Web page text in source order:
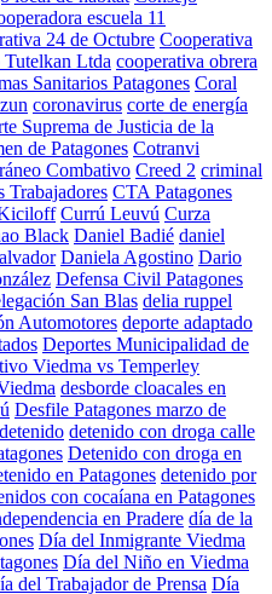
escuela 11
24 de Octubre Cooperativa
Tutelkan Ltda cooperativa obrera
Sanitarios Patagones Coral
coronavirus corte de energía
Suprema de Justicia de la
de Patagones Cotranvi
Combativo Creed 2 criminal
Trabajadores CTA Patagones
Currú Leuvú Curza
Black Daniel Badié daniel
Daniela Agostino Dario
Defensa Civil Patagones
San Blas delia ruppel
Automotores deporte adaptado
Deportes Municipalidad de
Viedma vs Temperley
desborde cloacales en
Desfile Patagones marzo de
detenido detenido con droga calle
Detenido con droga en
en Patagones detenido por
con cocaíana en Patagones
en Pradere día de la
Día del Inmigrante Viedma
Día del Niño en Viedma
del Trabajador de Prensa Día